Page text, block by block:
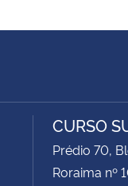
CURSO
Prédio 70,
Roraima nº